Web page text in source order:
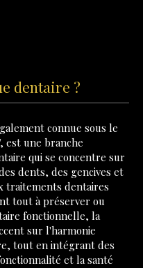
dentaire ?
connue sous le
est une branche
qui se concentre sur
dents, des gencives et
traitements dentaires
tout à préserver ou
fonctionnelle, la
sur l'harmonie
tout en intégrant des
et la santé